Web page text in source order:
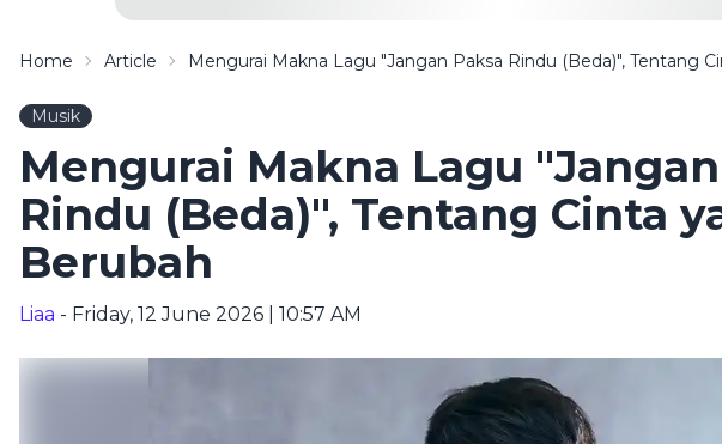
Home Article Mengurai Makna Lagu "Jangan Paksa Rindu (Beda)", Tentang
Musik
Mengurai Makna Lagu
Rindu (Beda)", Tentang Cinta
Berubah
Liaa - Friday, 12 June 2026 | 10:57 AM